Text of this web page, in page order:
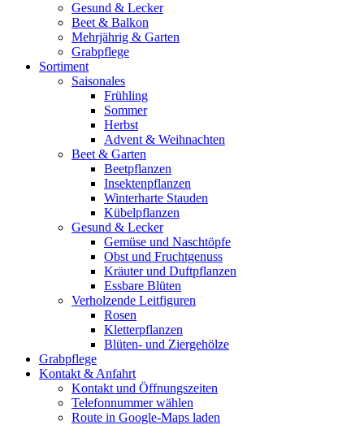
Gesund & Lecker
Beet & Balkon
Mehrjährig & Garten
Grabpflege
Sortiment
Saisonales
Frühling
Sommer
Herbst
Advent & Weihnachten
Beet & Garten
Beetpflanzen
Insektenpflanzen
Winterharte Stauden
Kübelpflanzen
Gesund & Lecker
Gemüse und Naschtöpfe
Obst und Fruchtgenuss
Kräuter und Duftpflanzen
Essbare Blüten
Verholzende Leitfiguren
Rosen
Kletterpflanzen
Blüten- und Ziergehölze
Grabpflege
Kontakt & Anfahrt
Kontakt und Öffnungszeiten
Telefonnummer wählen
Route in Google-Maps laden